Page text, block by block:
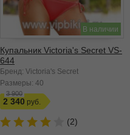
В наличии
Купальник Victoria's Secret VS-
644
Бренд: Victoria's Secret
Размеры: 40
3 900
2 340
(2)